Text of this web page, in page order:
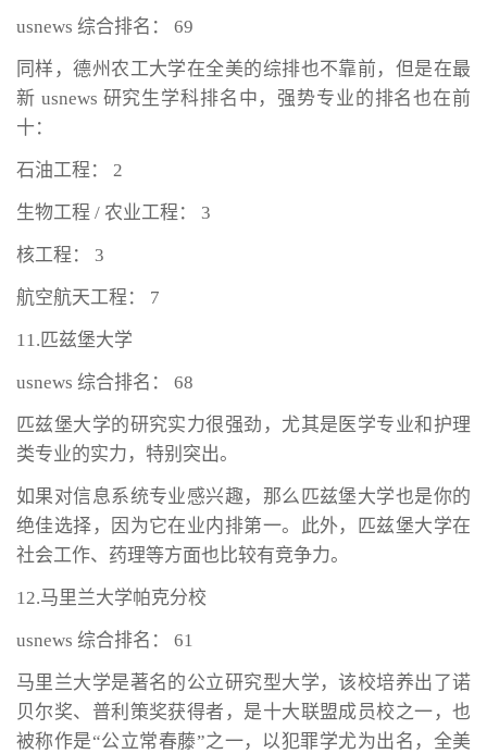
usnews 综合排名： 69
同样，德州农工大学在全美的综排也不靠前，但是在最
新 usnews 研究生学科排名中，强势专业的排名也在前
十：
石油工程： 2
生物工程 / 农业工程： 3
核工程： 3
航空航天工程： 7
11.匹兹堡大学
usnews 综合排名： 68
匹兹堡大学的研究实力很强劲，尤其是医学专业和护理
类专业的实力，特别突出。
如果对信息系统专业感兴趣，那么匹兹堡大学也是你的
绝佳选择，因为它在业内排第一。此外，匹兹堡大学在
社会工作、药理等方面也比较有竞争力。
12.马里兰大学帕克分校
usnews 综合排名： 61
马里兰大学是著名的公立研究型大学，该校培养出了诺
贝尔奖、普利策奖获得者，是十大联盟成员校之一，也
被称作是“公立常春藤”之一，以犯罪学尤为出名，全美